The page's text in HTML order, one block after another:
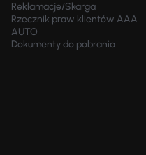
Reklamacje/Skarga
Rzecznik praw klientów AAA
AUTO
Dokumenty do pobrania